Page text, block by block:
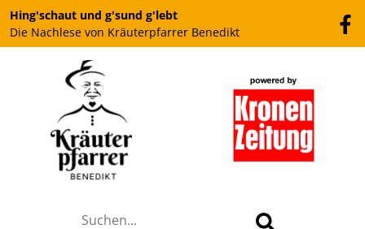
Hing'schaut und g'sund g'lebt
Die Nachlese von Kräuterpfarrer Benedikt